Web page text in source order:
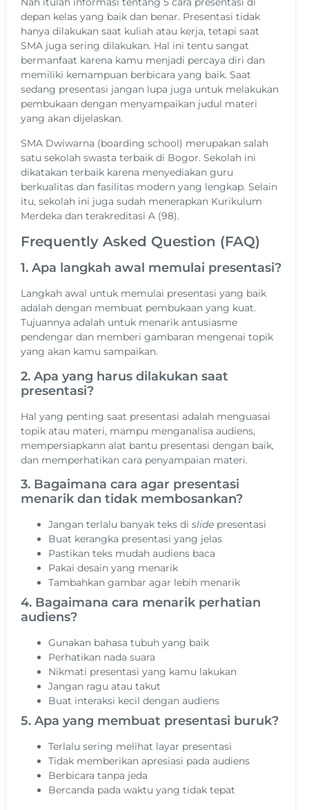
depan kelas yang baik dan benar. Presentasi tidak
hanya dilakukan saat kuliah atau kerja, tetapi saat
SMA juga sering dilakukan. Hal ini tentu sangat
bermanfaat karena kamu menjadi percaya diri dan
memiliki kemampuan berbicara yang baik. Saat
sedang presentasi jangan lupa juga untuk melakukan
pembukaan dengan menyampaikan judul materi
yang akan dijelaskan.
SMA Dwiwarna (boarding school) merupakan salah
satu sekolah swasta terbaik di Bogor. Sekolah ini
dikatakan terbaik karena menyediakan guru
berkualitas dan fasilitas modern yang lengkap. Selain
itu, sekolah ini juga sudah menerapkan Kurikulum
Merdeka dan terakreditasi A (98).
Frequently Asked Question (FAQ)
1. Apa langkah awal memulai presentasi?
Langkah awal untuk memulai presentasi yang baik
adalah dengan membuat pembukaan yang kuat.
Tujuannya adalah untuk menarik antusiasme
pendengar dan memberi gambaran mengenai topik
yang akan kamu sampaikan.
2. Apa yang harus dilakukan saat
presentasi?
Hal yang penting saat presentasi adalah menguasai
topik atau materi, mampu menganalisa audiens,
mempersiapkann alat bantu presentasi dengan baik,
dan memperhatikan cara penyampaian materi.
3. Bagaimana cara agar presentasi
menarik dan tidak membosankan?
Jangan terlalu banyak teks di slide presentasi
Buat kerangka presentasi yang jelas
Pastikan teks mudah audiens baca
Pakai desain yang menarik
Tambahkan gambar agar lebih menarik
4. Bagaimana cara menarik perhatian
audiens?
Gunakan bahasa tubuh yang baik
Perhatikan nada suara
Nikmati presentasi yang kamu lakukan
Jangan ragu atau takut
Buat interaksi kecil dengan audiens
5. Apa yang membuat presentasi buruk?
Terlalu sering melihat layar presentasi
Tidak memberikan apresiasi pada audiens
Berbicara tanpa jeda
Bercanda pada waktu yang tidak tepat